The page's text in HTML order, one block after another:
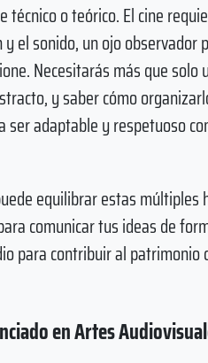
o teórico. El cine
el sonido, un ojo
Necesitarás más que
y saber cómo
ser adaptable y respetuoso
equilibrar estas
comunicar tus ideas de
para contribuir al
en Artes